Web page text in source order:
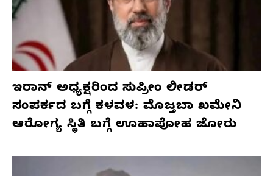
ಇರಾನ್ ಅಧ್ಯಕ್ಷರಿಂದ ಸುಪ್ರೀಂ ಲೀಡರ್
ಸಂಪರ್ಕದ ಬಗ್ಗೆ ಕಳವಳ: ಮೊಜ್ತಬಾ ಖಮೇನಿ
ಆರೋಗ್ಯ ಸ್ಥಿತಿ ಬಗ್ಗೆ ಊಹಾಪೋಹ ಜೋರು